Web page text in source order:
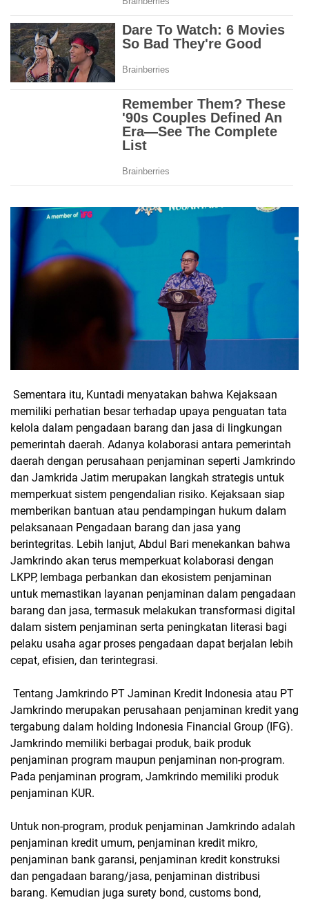
Sementara itu, Kuntadi menyatakan bahwa Kejaksaan
memiliki perhatian besar terhadap upaya penguatan tata
kelola dalam pengadaan barang dan jasa di lingkungan
pemerintah daerah. Adanya kolaborasi antara pemerintah
daerah dengan perusahaan penjaminan seperti Jamkrindo
dan Jamkrida Jatim merupakan langkah strategis untuk
memperkuat sistem pengendalian risiko. Kejaksaan siap
memberikan bantuan atau pendampingan hukum dalam
pelaksanaan Pengadaan barang dan jasa yang
berintegritas. Lebih lanjut, Abdul Bari menekankan bahwa
Jamkrindo akan terus memperkuat kolaborasi dengan
LKPP, lembaga perbankan dan ekosistem penjaminan
untuk memastikan layanan penjaminan dalam pengadaan
barang dan jasa, termasuk melakukan transformasi digital
dalam sistem penjaminan serta peningkatan literasi bagi
pelaku usaha agar proses pengadaan dapat berjalan lebih
cepat, efisien, dan terintegrasi.
Tentang Jamkrindo PT Jaminan Kredit Indonesia atau PT
Jamkrindo merupakan perusahaan penjaminan kredit yang
tergabung dalam holding Indonesia Financial Group (IFG).
Jamkrindo memiliki berbagai produk, baik produk
penjaminan program maupun penjaminan non-program.
Pada penjaminan program, Jamkrindo memiliki produk
penjaminan KUR.
Untuk non-program, produk penjaminan Jamkrindo adalah
penjaminan kredit umum, penjaminan kredit mikro,
penjaminan bank garansi, penjaminan kredit konstruksi
dan pengadaan barang/jasa, penjaminan distribusi
barang. Kemudian juga surety bond, customs bond,